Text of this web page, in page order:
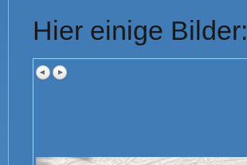
Hier einige Bilder: